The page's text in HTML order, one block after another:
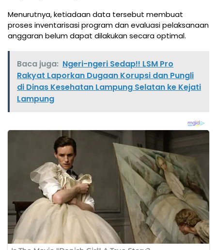
Menurutnya, ketiadaan data tersebut membuat
proses inventarisasi program dan evaluasi pelaksanaan
anggaran belum dapat dilakukan secara optimal.
Baca juga: Ngeri-ngeri Sedap!! LSM Pro
Rakyat Laporkan Dugaan Korupsi dan Pungli
di Dinas Kesehatan Lampung Selatan ke Kejati
Lampung